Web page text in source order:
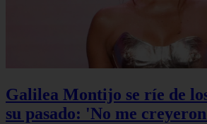
Galilea Montijo se ríe de
su pasado: 'No me